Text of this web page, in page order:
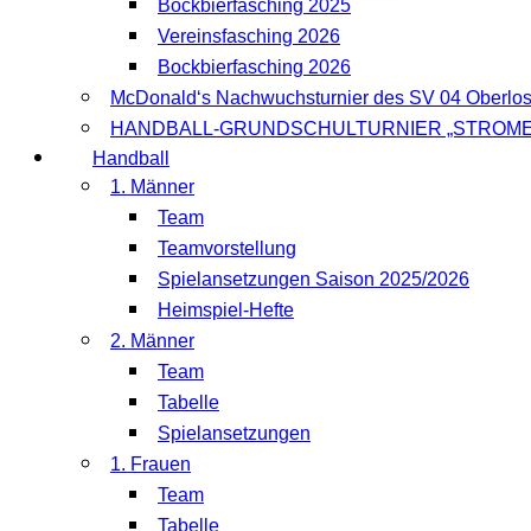
Bockbierfasching 2025
Vereinsfasching 2026
Bockbierfasching 2026
McDonald‘s Nachwuchsturnier des SV 04
HANDBALL-GRUNDSCHULTURNIER
Handball
1. Männer
Team
Teamvorstellung
Spielansetzungen Saison 2025/2026
Heimspiel-Hefte
2. Männer
Team
Tabelle
Spielansetzungen
1. Frauen
Team
Tabelle